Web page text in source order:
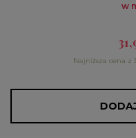
w
Najniższa cena z